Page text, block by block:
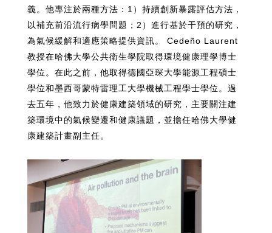
義。他專注於兩種方法：1）持續創新暴露評估方法，
以補充前沿流行病學問題；2）進行基於干預的研究，
為氣候緩解和適應策略提供資訊。 Cedeño Laurent
教授在哈佛大學公共衛生學院取得環境健康理學博士
學位。在此之前，他取得德國亞琛大學能源工程碩士
學位和墨西哥蒙特雷理工大學機械工程學士學位。過
去五年，他致力於健康建築領域的研究，主要關注建
築環境中的氣候變遷和健康議題，並擔任哈佛大學健
康建築計畫副主任。